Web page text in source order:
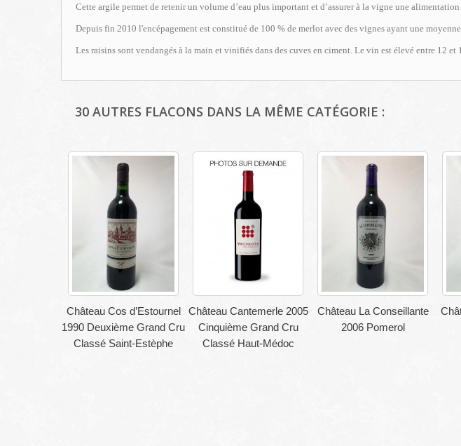
Cette argile permet de retenir un volume d’eau plus important et d’assurer à la vigne une
Depuis fin 2010 l'encépagement est constitué de 100 % de merlot avec des vignes ayant une
Les raisins sont vendangés à la main et vinifiés dans des cuves en ciment. Le vin est élevé entre 12
30 AUTRES FLACONS DANS LA MÊME CATÉGORIE :
Château Cos d’Estournel
1990 Deuxième Grand Cru
Classé Saint-Estèphe
Château Cantemerle 2005
Cinquième Grand Cru
Classé Haut-Médoc
Château La Conseillante
2006 Pomerol